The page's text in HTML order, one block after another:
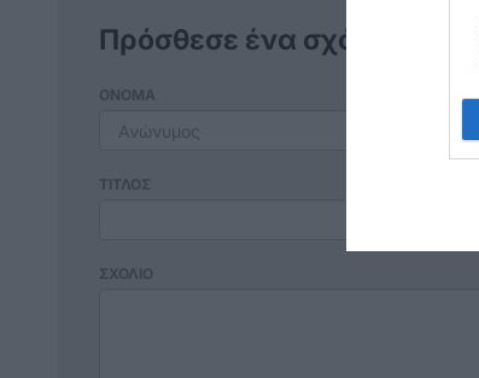
Πρόσθεσε ένα σχόλιο
ΟΝΟΜΑ
ΤΙΤΛΟΣ
ΣΧΟΛΙΟ